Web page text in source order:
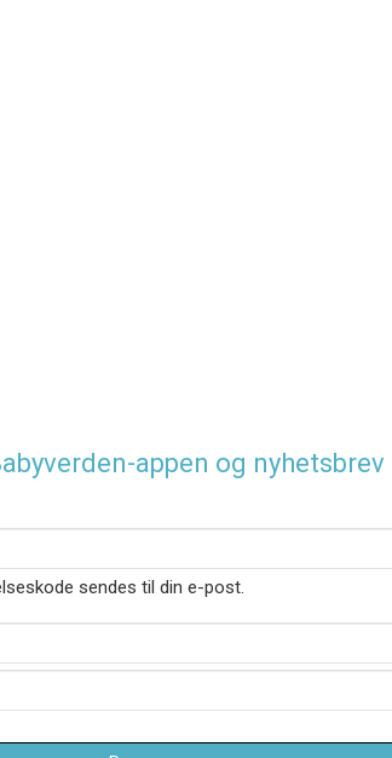
appen og nyhetsbrev
sendes til din e-post.